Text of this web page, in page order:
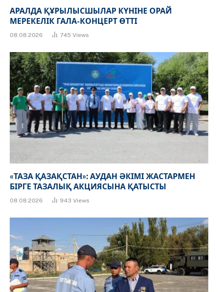
АРАЛДА ҚҰРЫЛЫСШЫЛАР КҮНІНЕ ОРАЙ
МЕРЕКЕЛІК ГАЛА-КОНЦЕРТ ӨТТІ
08.08.2026 745 Views
«ТАЗА ҚАЗАҚСТАН»: АУДАН ӘКІМІ ЖАСТАРМЕН
БІРГЕ ТАЗАЛЫҚ АКЦИЯСЫНА ҚАТЫСТЫ
08.08.2026 943 Views